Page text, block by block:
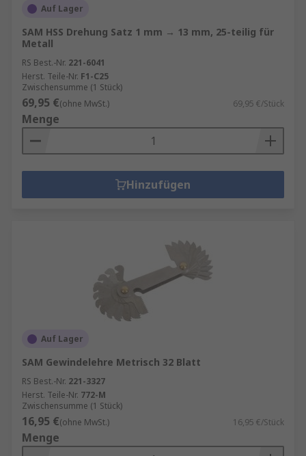
Auf Lager
SAM HSS Drehung Satz 1 mm → 13 mm, 25-teilig für
Metall
RS Best.-Nr. 221-6041
Herst. Teile-Nr. F1-C25
Zwischensumme (1 Stück)
69,95 €(ohne MwSt.) 69,95 €/Stück
Menge
Hinzufügen
Auf Lager
SAM Gewindelehre Metrisch 32 Blatt
RS Best.-Nr. 221-3327
Herst. Teile-Nr. 772-M
Zwischensumme (1 Stück)
16,95 €(ohne MwSt.) 16,95 €/Stück
Menge